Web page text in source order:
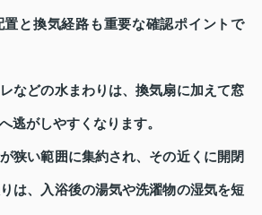
と換気経路も重要な確認ポイントで
などの水まわりは、換気扇に加えて窓
逃がしやすくなります。
狭い範囲に集約され、その近くに開閉
は、入浴後の湯気や洗濯物の湿気を短